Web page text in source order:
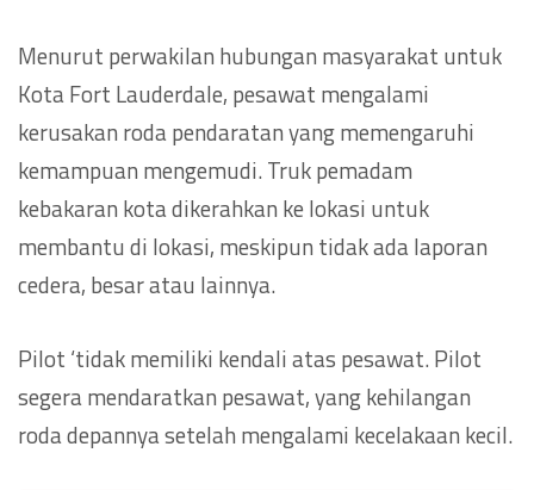
Menurut perwakilan hubungan masyarakat untuk
Kota Fort Lauderdale, pesawat mengalami
kerusakan roda pendaratan yang memengaruhi
kemampuan mengemudi. Truk pemadam
kebakaran kota dikerahkan ke lokasi untuk
membantu di lokasi, meskipun tidak ada laporan
cedera, besar atau lainnya.
Pilot ‘tidak memiliki kendali atas pesawat. Pilot
segera mendaratkan pesawat, yang kehilangan
roda depannya setelah mengalami kecelakaan kecil.